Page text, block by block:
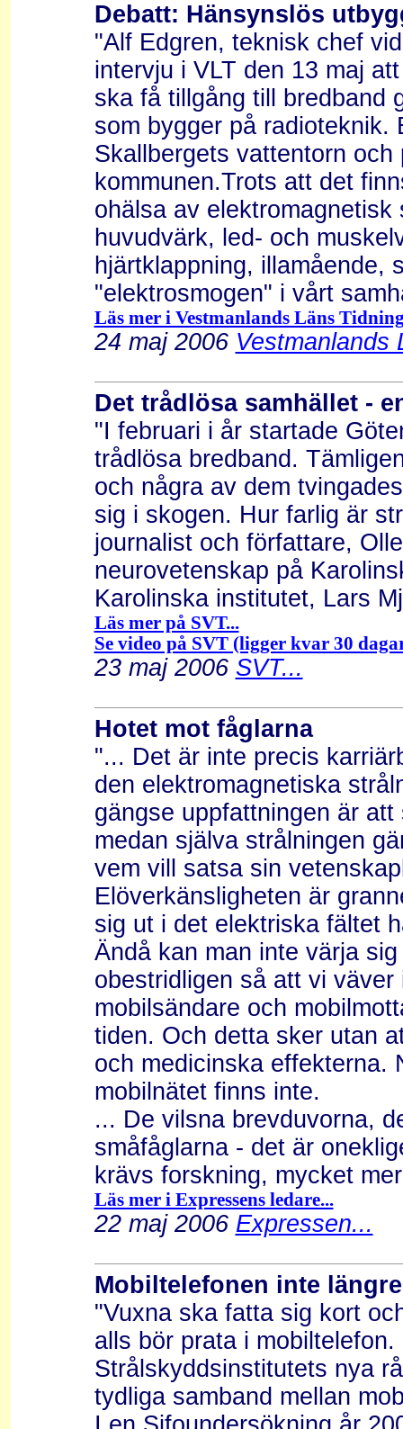
Debatt: Hänsynslös
"Alf Edgren, teknisk chef
intervju i VLT den 13 maj
ska få tillgång till bredband
som bygger på radioteknik.
Skallbergets vattentorn
kommunen.Trots att det
ohälsa av
huvudvärk, led- och
hjärtklappning, illamående,
"elektrosmogen" i vårt
Läs mer i Vestmanlands Läns
24 maj 2006 Vestmanlands
Det trådlösa samhället -
"I februari i år startade
trådlösa bredband.
och några av dem
sig i skogen. Hur farlig är
journalist och författare,
neurovetenskap på
Karolinska institutet, Lars
Läs mer på SVT...
Se video på SVT (ligger kvar 30
23 maj 2006 SVT...
Hotet mot fåglarna
"... Det är inte precis
den elektromagnetiska
gängse uppfattningen är
medan själva strålningen
vem vill satsa sin
Elöverkänsligheten är
sig ut i det elektriska fältet
Ändå kan man inte värja
obestridligen så att vi
mobilsändare och
tiden. Och detta sker utan
och medicinska effekterna.
mobilnätet finns inte.
... De vilsna brevduvorna,
småfåglarna - det är
krävs forskning, mycket
Läs mer i Expressens ledare...
22 maj 2006 Expressen...
Mobiltelefonen inte
"Vuxna ska fatta sig kort
alls bör prata i
Strålskyddsinstitutets nya
tydliga samband mellan